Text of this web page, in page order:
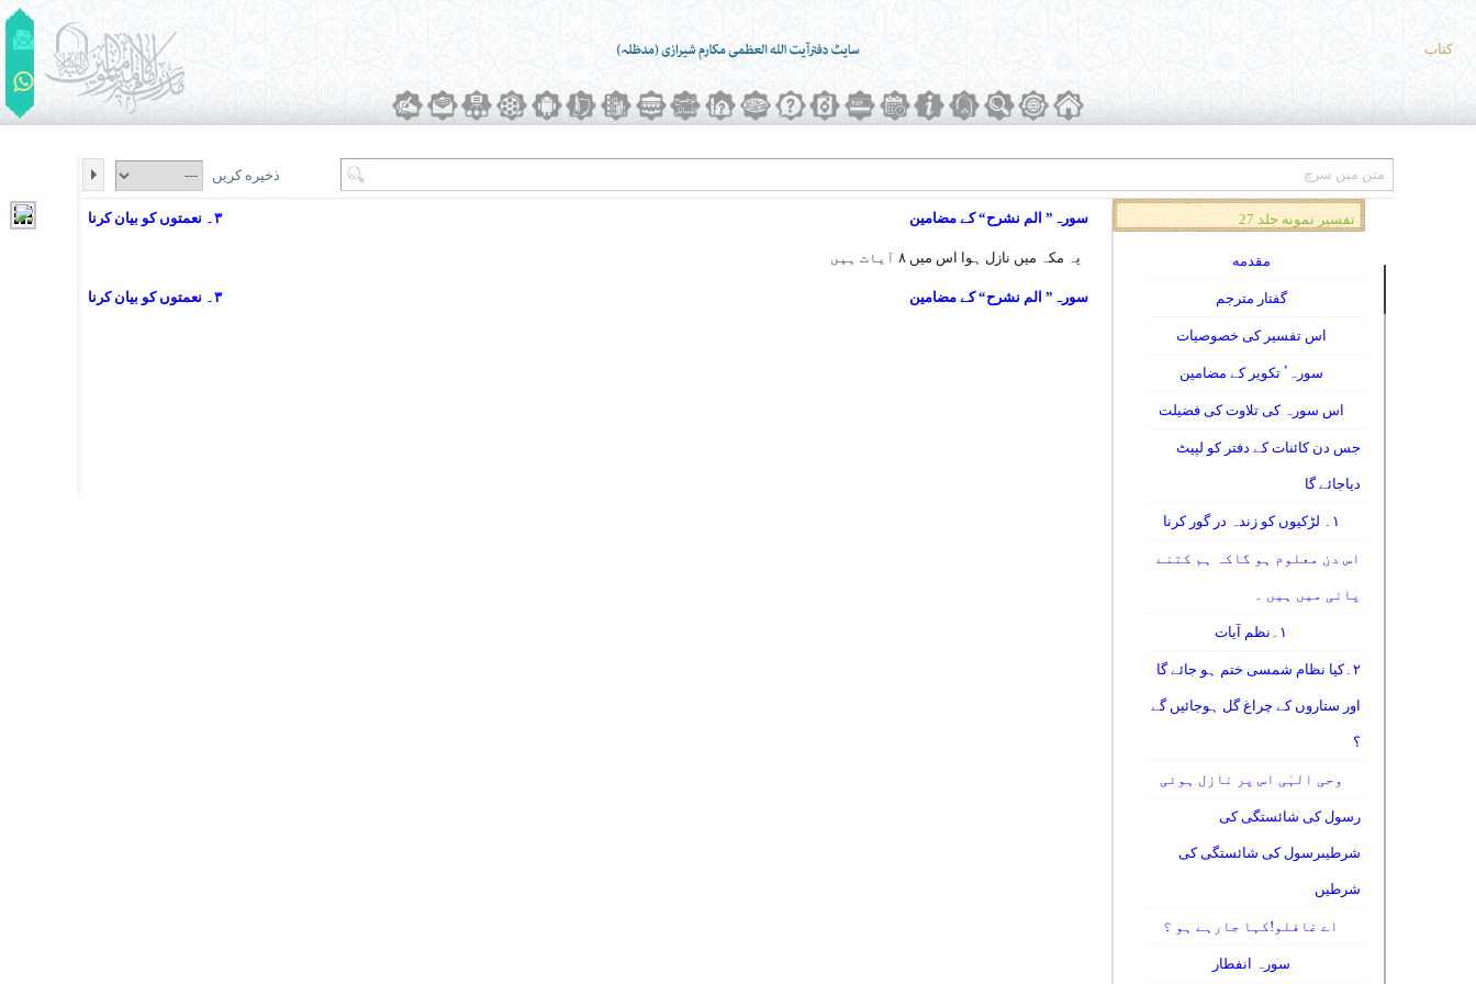
کتاب
ذخیره کریں
تفسیر نمونه جلد 27
مقدمه
گفتار مترجم
اس تفسیر کی خصوصیات
سورہٴ تکویر کے مضامین
اس سورہ کی تلاوت کی فضیلت
جس دن کائنات کے دفتر کو لپیٹ
دیاجائے گا
۱۔ لڑکیوں کو زندہ در گور کرنا
اس دن معلوم ہو گاکہ ہم کتنے
پانی میں ہیں ۔
۱۔نظم آیات
۲۔کیا نظام شمسی ختم ہو جائے گا
اور ستاروں کے چراغ گل ہوجائیں گے
؟
وحی الہٰی اس پر نازل ہوئی
رسول کی شائستگی کی
شرطیںرسول کی شائستگی کی
شرطیں
اے غافلو!کہا جارہے ہو ؟
سورہ انفطار
سورہ” الم نشرح“ کے مضامین ۳۔ نعمتوں کو بیان کرنا
یہ مکہ میں نازل ہوا اس میں ۸ آیات ہیں
سورہ” الم نشرح“ کے مضامین ۳۔ نعمتوں کو بیان کرنا